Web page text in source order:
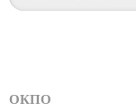
ОКПО